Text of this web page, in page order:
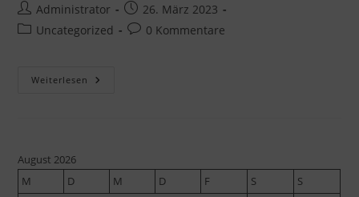
Beitrags-
Autor:
Administrator
Beitrag
veröffentlicht:
26. März 2023
Beitrags-
Uncategorized
Beitrags-
0 Kommentare
Weiterlesen Test
August 2026
M
D M D F S
S